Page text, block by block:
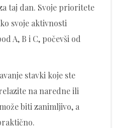
taj dan. Svoje prioritete
svoje aktivnosti
A, B i C, počevši od
stavki koje ste
na naredne ili
biti zanimljivo, a